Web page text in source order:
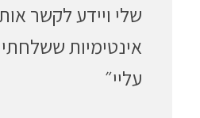
שלי ויידע לקשר
אינטימיות
עליי״